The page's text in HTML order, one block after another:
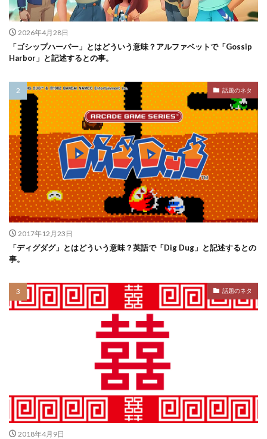
2026年4月28日
「ゴシップハーバー」とはどういう意味？アルファベットで「Gossip
Harbor」と記述するとの事。
話題のネタ
2017年12月23日
「ディグダグ」とはどういう意味？英語で「Dig Dug」と記述するとの
事。
話題のネタ
2018年4月9日